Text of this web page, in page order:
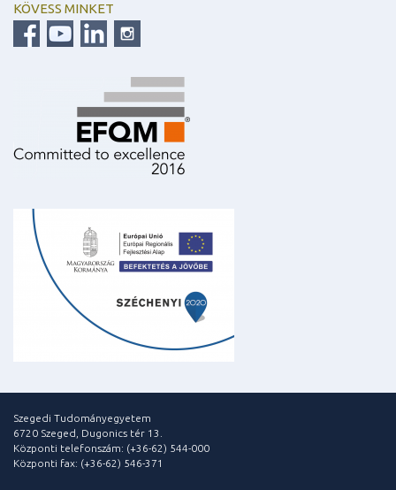
KÖVESS MINKET
Szegedi Tudományegyetem
6720 Szeged, Dugonics tér 13.
Központi telefonszám: (+36-62) 544-000
Központi fax: (+36-62) 546-371